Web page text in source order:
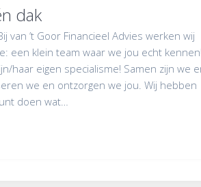
dak
van ’t Goor Financieel Advies werken wij
een klein team waar we jou echt
haar eigen specialisme! Samen zijn we
we en ontzorgen we jou. Wij hebben
doen wat…